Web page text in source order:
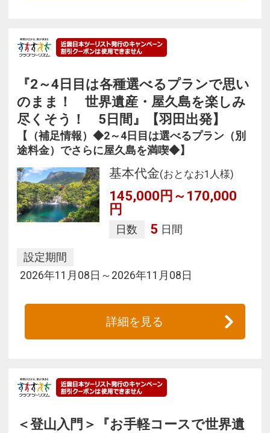
『2～4日目は各種選べるプランで思い
のまま！ 世界遺産・屋久島を楽しみ
尽くそう！ 5日間』【羽田出発】
【（補足情報）◆2～4日目は選べるプラン（別
途料金）でさらに屋久島を満喫◆】
基本代金(おとなお1人様)
145,000円～170,000
円
日数 5 日間
設定期間
2026年11月08日～2026年11月08日
詳細を見る
＜登山入門＞『お手軽コースで世界遺